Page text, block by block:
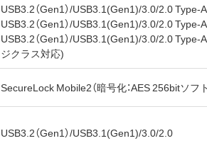
USB3.2（Gen1）/USB3.1(Gen1)/3.0/2.0
USB3.2（Gen1）/USB3.1(Gen1)/3.0/2.0
USB3.2（Gen1）/USB3.1(Gen1)/3.0/2.0
ジクラス対応)
SecureLock Mobile2（暗号化：AES 256bitソフ
USB3.2（Gen1）/USB3.1(Gen1)/3.0/2.0